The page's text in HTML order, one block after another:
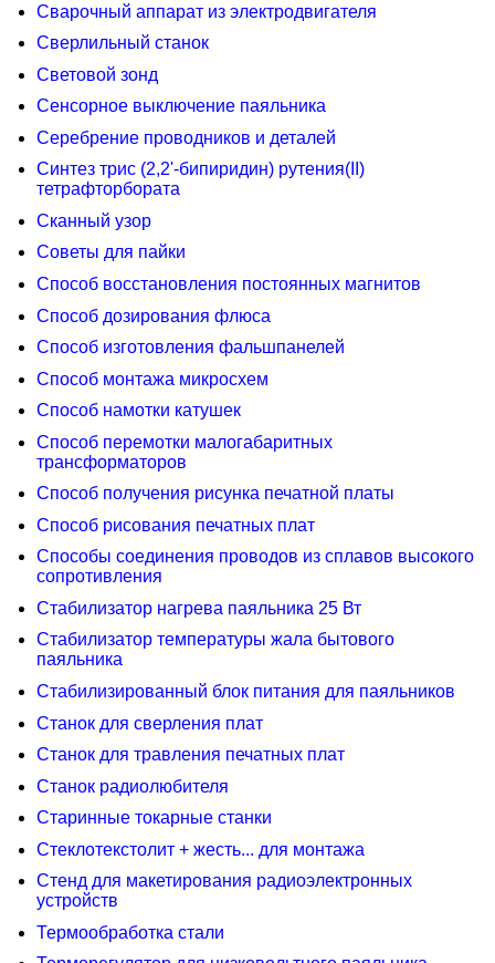
Сварочный аппарат из электродвигателя
Сверлильный станок
Световой зонд
Сенсорное выключение паяльника
Серебрение проводников и деталей
Синтез трис (2,2'-бипиридин) рутения(II)
тетрафторбората
Сканный узор
Советы для пайки
Способ восстановления постоянных магнитов
Способ дозирования флюса
Способ изготовления фальшпанелей
Способ монтажа микросхем
Способ намотки катушек
Способ перемотки малогабаритных
трансформаторов
Способ получения рисунка печатной платы
Способ рисования печатных плат
Способы соединения проводов из сплавов высокого
сопротивления
Стабилизатор нагрева паяльника 25 Вт
Стабилизатор температуры жала бытового
паяльника
Стабилизированный блок питания для паяльников
Станок для сверления плат
Станок для травления печатных плат
Станок радиолюбителя
Старинные токарные станки
Стеклотекстолит + жесть... для монтажа
Стенд для макетирования радиоэлектронных
устройств
Термообработка стали